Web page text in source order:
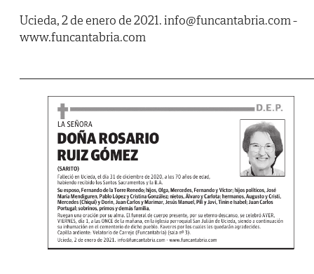
Ucieda, 2 de enero de 2021. info@funcantabria.com -
www.funcantabria.com